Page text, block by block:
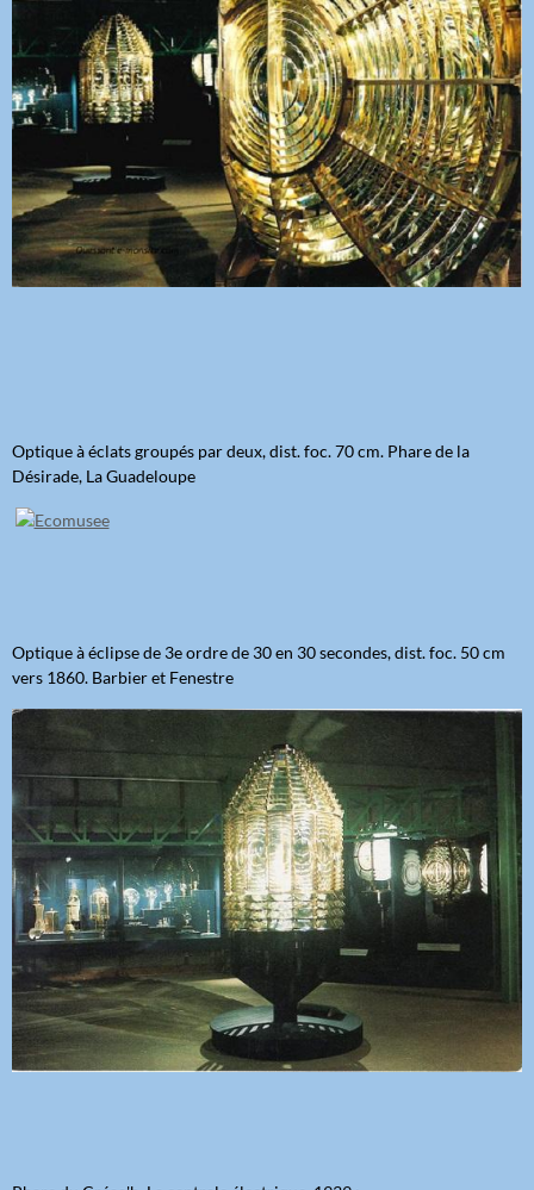
Optique à éclats groupés par deux, dist. foc. 70 cm. Phare de la
Désirade, La Guadeloupe
Optique à éclipse de 3e ordre de 30 en 30 secondes, dist. foc. 50 cm
vers 1860. Barbier et Fenestre